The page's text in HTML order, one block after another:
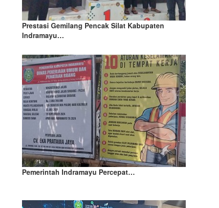
Prestasi Gemilang Pencak Silat Kabupaten
Indramayu…
Pemerintah Indramayu Percepat…